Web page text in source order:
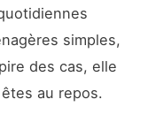
simples,
des cas, elle
au repos.